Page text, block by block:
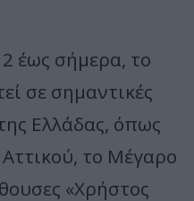
έως σήμερα, το
σε σημαντικές
Ελλάδας, όπως
το Μέγαρο
«Χρήστος